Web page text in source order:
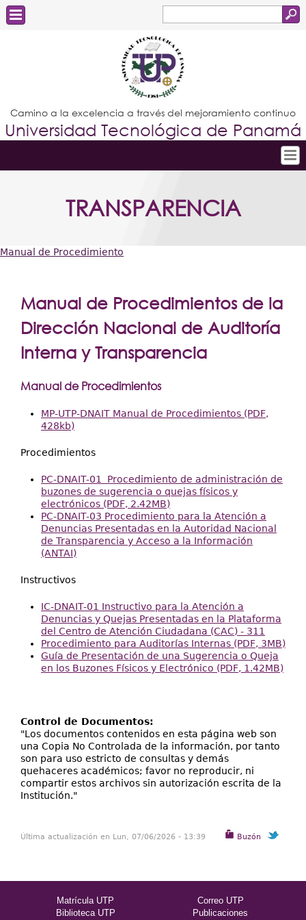
de
búsqueda
Estudiantes
Docentes
Administrativos
Graduados
Camino a la excelencia a través del mejoramiento continuo
Universidad Tecnológica de Panamá
Conoce la UTP
Extensión
Facultades
Centros Regionales
Servicios
Internacional
TRANSPARENCIA
está
aquí
Manual de Procedimiento
Manual de Procedimientos de la
Dirección Nacional de Auditoría
Interna y Transparencia
Manual de Procedimientos
MP-UTP-DNAIT Manual de Procedimientos (PDF,
428kb)
Procedimientos
PC-DNAIT-01 Procedimiento de administración de
buzones de sugerencia o quejas físicos y
electrónicos (PDF, 2.42MB)
PC-DNAIT-03 Procedimiento para la Atención a
Denuncias Presentadas en la Autoridad Nacional
de Transparencia y Acceso a la Información
(ANTAI)
Instructivos
IC-DNAIT-01 Instructivo para la Atención a
Denuncias y Quejas Presentadas en la Plataforma
del Centro de Atención Ciudadana (CAC) - 311
Procedimiento para Auditorías Internas (PDF, 3MB)
Guía de Presentación de una Sugerencia o Queja
en los Buzones Físicos y Electrónico (PDF, 1.42MB)
Control de Documentos:
"Los documentos contenidos en esta página web son
una Copia No Controlada de la información, por tanto
son para uso estricto de consultas y demás
quehaceres académicos; favor no reproducir, ni
compartir estos archivos sin autorización escrita de la
Institución."
Buzón
Última actualización en Lun, 07/06/2026 - 13:39
Matrícula UTP
Correo UTP
Biblioteca UTP
Publicaciones